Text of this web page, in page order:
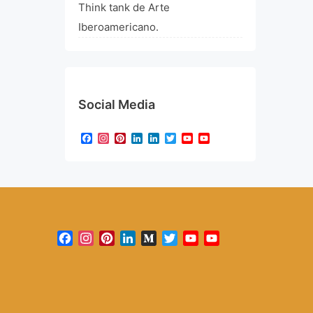
Think tank de Arte
Iberoamericano.
Social Media
Facebook
Instagram
Pinterest
LinkedIn
LinkedIn
TwitterYouTube
Facebook
Instagram
PinterestLinkedInMediumTwitterYouTube